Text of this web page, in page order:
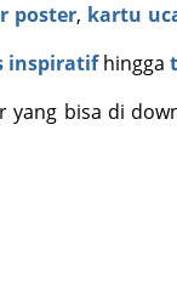
poster, kartu
inspiratifhingga
yang bisa di